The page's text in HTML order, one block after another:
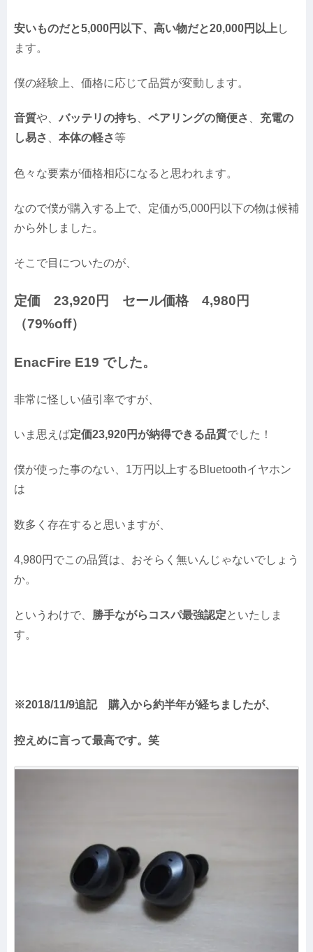
安いものだと5,000円以下、高い物だと20,000円以上 し
ます。
僕の経験上、価格に応じて品質が変動します。
音質や、 バッテリの持ち ペアリングの簡便さ
充電の
し易さ
本体の軽さ等
色々な要素が価格相応になると思われます。
なので僕が購入する上で、定価が5,000円以下の物は候補
から外しました。
そこで目についたのが、
定価 23,920円 セール価格 4,980円
（79%off）
EnacFire E19 でした。
非常に怪しい値引率ですが、
いま思えば定価23,920円が納得できる品質でした！
僕が使った事のない、1万円以上するBluetoothイヤホン
は
数多く存在すると思いますが、
4,980円でこの品質は、おそらく無いんじゃないでしょう
か。
というわけで、 勝手ながらコスパ最強認定といたしま
す。
※2018/11/9追記 購入から約半年が経ちましたが、
控えめに言って最高です。笑